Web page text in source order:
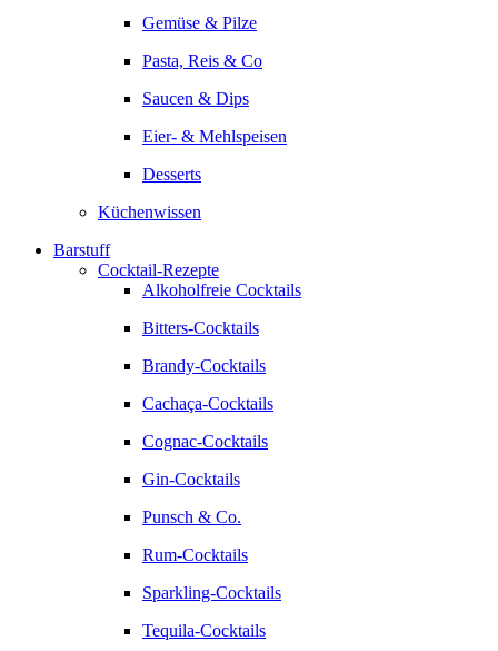
Gemüse & Pilze
Pasta, Reis & Co
Saucen & Dips
Eier- & Mehlspeisen
Desserts
Küchenwissen
Barstuff
Cocktail-Rezepte
Alkoholfreie Cocktails
Bitters-Cocktails
Brandy-Cocktails
Cachaça-Cocktails
Cognac-Cocktails
Gin-Cocktails
Punsch & Co.
Rum-Cocktails
Sparkling-Cocktails
Tequila-Cocktails